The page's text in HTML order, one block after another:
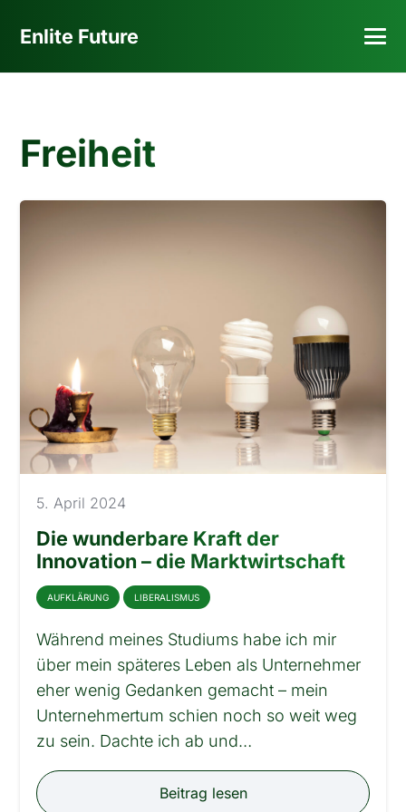
Enlite Future
Freiheit
5. April 2024
Die wunderbare Kraft der
Innovation – die Marktwirtschaft
AUFKLÄRUNG LIBERALISMUS
Während meines Studiums habe ich mir
über mein späteres Leben als Unternehmer
eher wenig Gedanken gemacht – mein
Unternehmertum schien noch so weit weg
zu sein. Dachte ich ab und…
Beitrag lesen